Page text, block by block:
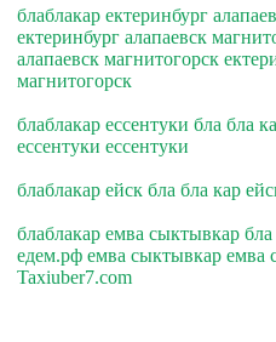
блаблакар ектеринбург
ектеринбург алапаевск
алапаевск магнитогорск
магнитогорск
блаблакар ессентуки бла бла
ессентуки ессентуки
блаблакар ейск бла бла кар
блаблакар емва сыктывкар
едем.рф емва сыктывкар емва
Taxiuber7.com